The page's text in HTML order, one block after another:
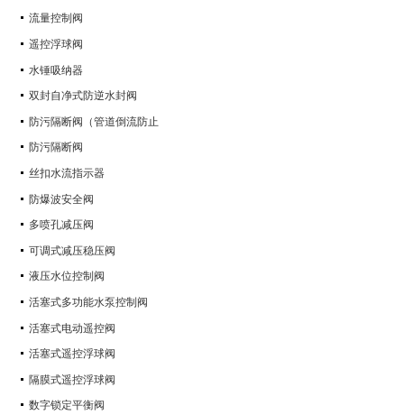
流量控制阀
遥控浮球阀
水锤吸纳器
双封自净式防逆水封阀
防污隔断阀（管道倒流防止
防污隔断阀
丝扣水流指示器
防爆波安全阀
多喷孔减压阀
可调式减压稳压阀
液压水位控制阀
活塞式多功能水泵控制阀
活塞式电动遥控阀
活塞式遥控浮球阀
隔膜式遥控浮球阀
数字锁定平衡阀